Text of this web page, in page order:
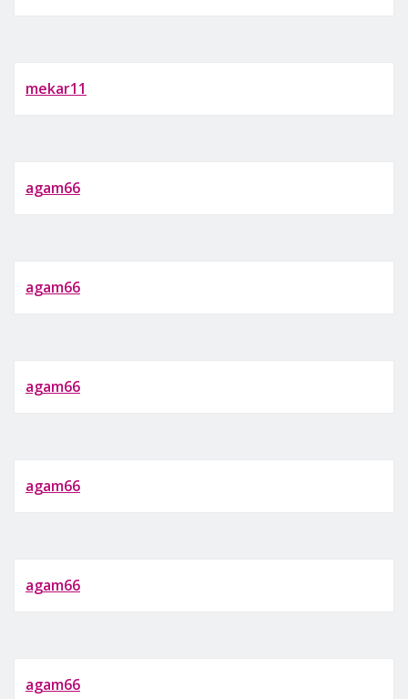
mekar11
agam66
agam66
agam66
agam66
agam66
agam66